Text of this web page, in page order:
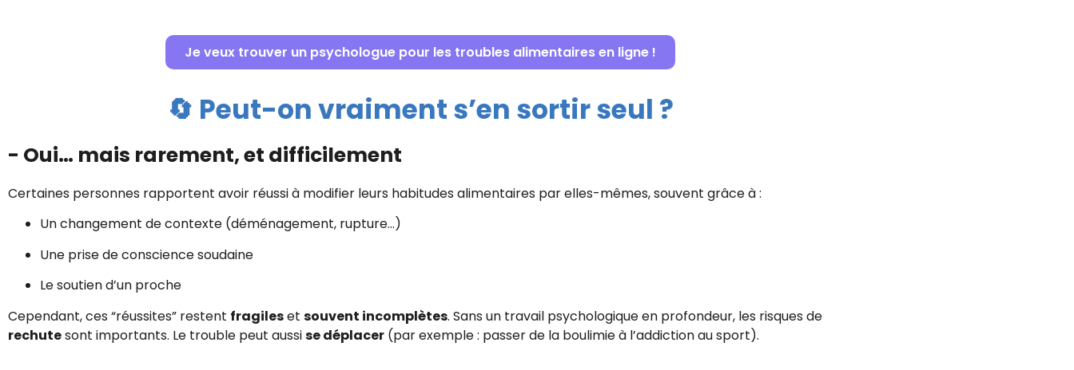
Je veux trouver un psychologue pour les troubles alimentaires en ligne !
🔄 Peut-on vraiment s’en sortir seul ?
- Oui… mais rarement, et difficilement
Certaines personnes rapportent avoir réussi à modifier leurs habitudes alimentaires par elles-mêmes, souvent grâce à :
Un changement de contexte (déménagement, rupture…)
Une prise de conscience soudaine
Le soutien d’un proche
Cependant, ces “réussites” restent fragileset souvent incomplètes. Sans un travail psychologique en profondeur, les risques de
rechutesont importants. Le trouble peut aussise déplacer (par exemple : passer de la boulimie à l’addiction au sport).